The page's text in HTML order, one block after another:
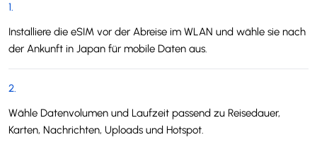
1.
Installiere die eSIM vor der Abreise im WLAN und wähle sie nach
der Ankunft in Japan für mobile Daten aus.
2.
Wähle Datenvolumen und Laufzeit passend zu Reisedauer,
Karten, Nachrichten, Uploads und Hotspot.